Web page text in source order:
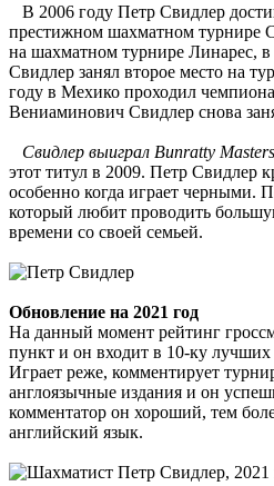
В 2006 году Петр Свидлер
престижном шахматном турнире
на шахматном турнире Линарес,
Свидлер занял второе место на
году в Мехико проходил
Вениаминович Свидлер снова
Свидлер выиграл Bunratty
этот титул в 2009. Петр Свидлер
особенно когда играет черными.
который любит проводить
времени со своей семьей.
Обновление на 2021 год
На данный момент рейтинг
пункт и он входит в 10-ку
Играет реже, комментирует
англоязычные издания и он
комментатор он хороший, тем
английский язык.